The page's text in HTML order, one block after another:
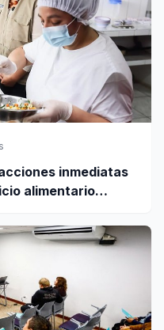
inmediatas
alimentario